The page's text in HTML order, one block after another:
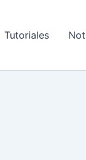
Tutoriales